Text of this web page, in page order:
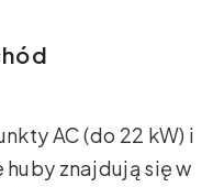
AC (do 22 kW) i
huby znajdują się w